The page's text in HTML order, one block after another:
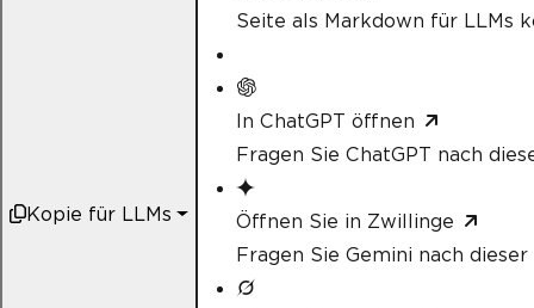
Kopie für LLMs
Seite als Markdown für LLMs
In ChatGPT öffnen
Fragen Sie ChatGPT nach
Öffnen Sie in Zwillinge
Fragen Sie Gemini nach